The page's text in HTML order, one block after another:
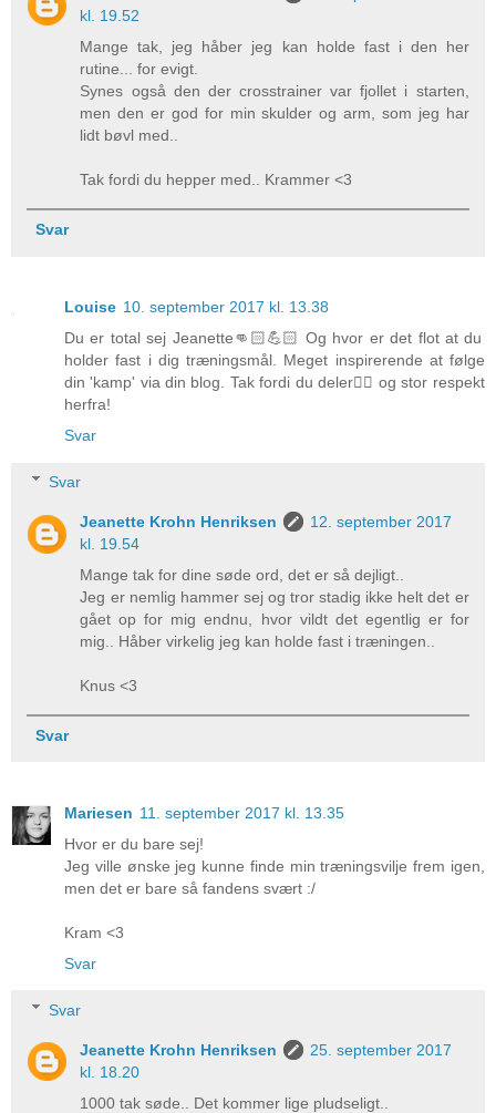
kl. 19.52
Mange tak, jeg håber jeg kan holde fast i den her
rutine... for evigt.
Synes også den der crosstrainer var fjollet i starten,
men den er god for min skulder og arm, som jeg har
lidt bøvl med..
Tak fordi du hepper med.. Krammer <3
Svar
Louise 10. september 2017 kl. 13.38
Du er total sej Jeanette👊🏻💪🏻 Og hvor er det flot at du
holder fast i dig træningsmål. Meget inspirerende at følge
din 'kamp' via din blog. Tak fordi du deler👍🏻 og stor respekt
herfra!
Svar
Svar
Jeanette Krohn Henriksen
12. september 2017
kl. 19.54
Mange tak for dine søde ord, det er så dejligt..
Jeg er nemlig hammer sej og tror stadig ikke helt det er
gået op for mig endnu, hvor vildt det egentlig er for
mig.. Håber virkelig jeg kan holde fast i træningen..
Knus <3
Svar
Mariesen 11. september 2017 kl. 13.35
Hvor er du bare sej!
Jeg ville ønske jeg kunne finde min træningsvilje frem igen,
men det er bare så fandens svært :/
Kram <3
Svar
Svar
Jeanette Krohn Henriksen
25. september 2017
kl. 18.20
1000 tak søde.. Det kommer lige pludseligt..